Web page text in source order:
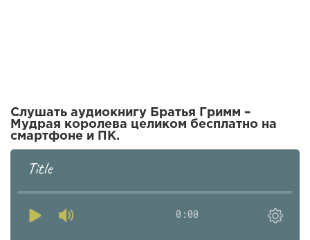
Слушать аудиокнигу Братья Гримм –
Мудрая королева целиком бесплатно на
смартфоне и ПК.
Title
0:00